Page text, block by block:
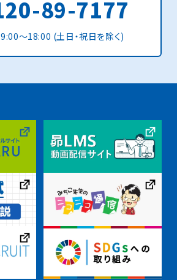
89-7177
〜18:00 (土日・祝日を除く)